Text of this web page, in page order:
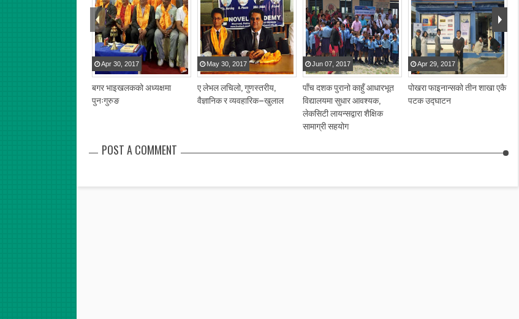
बगर भाइखलकको अध्यक्षमा
पुनःगुरुङ
Apr 30 2017
ए लेभल लचिलो, गुणस्तरीय,
वैज्ञानिक र व्यवहारिक–खुलाल
May 30 2017
पाँच दशक पुरानो काहुँ आधारभूत
विद्यालयमा सुधार आवश्यक,
लेकसिटी लायन्सद्वारा शैक्षिक
सामाग्री सहयोग
Jun 07 2017
पोखरा फाइनान्सको तीन शाखा एकै
पटक उद्घाटन
Apr 29 2017
POST A COMMENT